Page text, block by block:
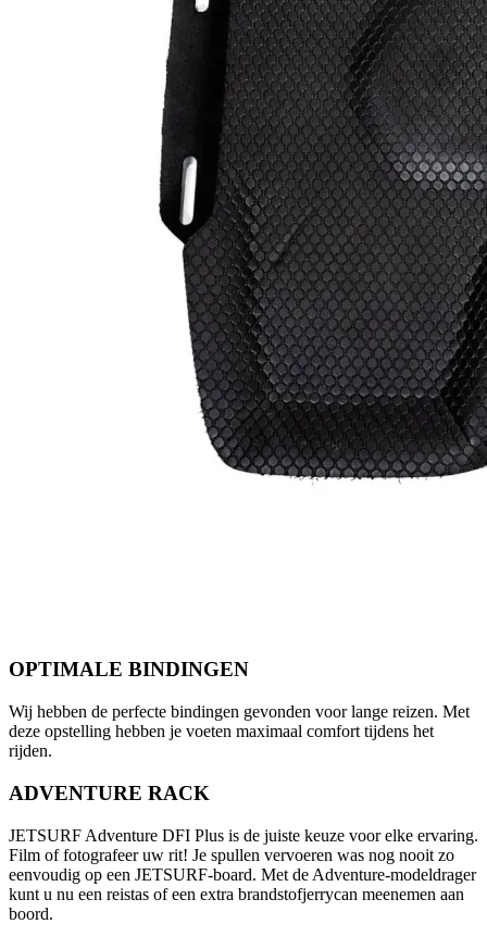
OPTIMALE BINDINGEN
Wij hebben de perfecte bindingen gevonden voor lange reizen. Met
deze opstelling hebben je voeten maximaal comfort tijdens het
rijden.
ADVENTURE RACK
JETSURF Adventure DFI Plus is de juiste keuze voor elke ervaring.
Film of fotografeer uw rit! Je spullen vervoeren was nog nooit zo
eenvoudig op een JETSURF-board. Met de Adventure-modeldrager
kunt u nu een reistas of een extra brandstofjerrycan meenemen aan
boord.